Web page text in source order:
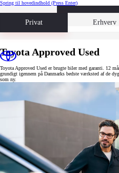
Spring til hovedindhold (Press Enter)
Privat Erhverv
Book prøvetur
Toyota Approved Used
Toyota Approved Used er brugte biler med garanti. 12
grundigt igennem på Danmarks bedste værksted af de
som ny.